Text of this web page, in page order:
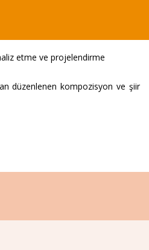
etme ve projelendirme
düzenlenen kompozisyon ve şiir